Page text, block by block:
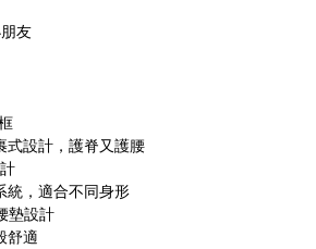
友
設計，護脊又護腰
，適合不同身形
墊設計
舒適